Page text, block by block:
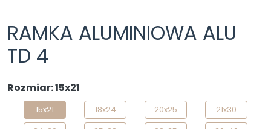
RAMKA ALUMINIOWA ALU
TD 4
Rozmiar: 15x21
15x21 18x24 20x25
21x30